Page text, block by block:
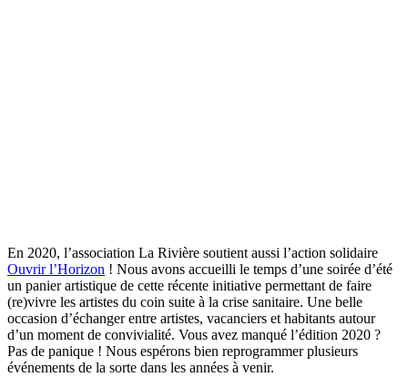
En 2020, l’association La Rivière soutient aussi l’action solidaire
Ouvrir l’Horizon ! Nous avons accueilli le temps d’une soirée d’été
un panier artistique de cette récente initiative permettant de faire
(re)vivre les artistes du coin suite à la crise sanitaire. Une belle
occasion d’échanger entre artistes, vacanciers et habitants autour
d’un moment de convivialité. Vous avez manqué l’édition 2020 ?
Pas de panique ! Nous espérons bien reprogrammer plusieurs
événements de la sorte dans les années à venir.